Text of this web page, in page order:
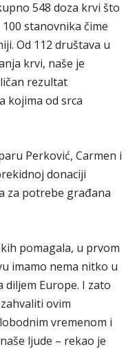
548 doza krvi što
stanovnika čime
Od 112 društava u
krvi, naše je
rezultat
kojima od srca
Perković, Carmen i
donaciji
za potrebe građana
pomagala, u prvom
imamo nema nitko u
Europe. I zato
ovim
vremenom i
ljude – rekao je